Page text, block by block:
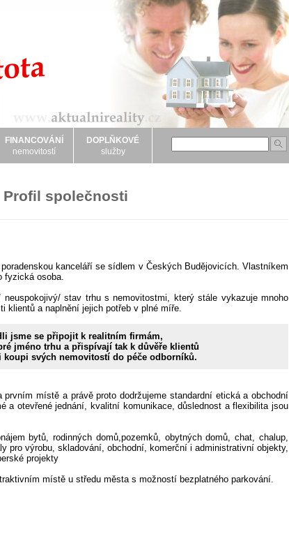
FINANCOVÁNÍ
nemovitostí
DOPLŇKOVÉ
služby
Profil společnosti
kanceláří se sídlem v Českých Budějovicích. Vlastníkem
fyzická osoba.
stav trhu s nemovitostmi, který stále vykazuje mnoho
klientů a naplnění jejich potřeb v plné míře.
jsme se připojit k realitním firmám,
jméno trhu a přispívají tak k důvěře klientů
koupi svých nemovitostí do péče odborníků.
místě a právě proto dodržujeme standardní etická a obchodní
a otevřené jednání, kvalitní komunikace, důslednost a flexibilita jsou
bytů, rodinných domů,pozemků, obytných domů, chat, chalup,
pro výrobu, skladování, obchodní, komerční i administrativní objekty,
projekty
místě u středu města s možností bezplatného parkování.